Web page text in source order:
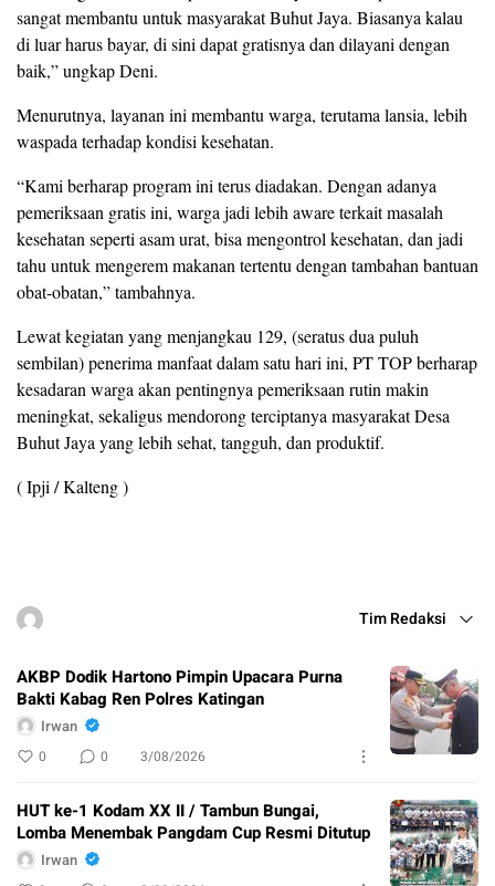
sangat membantu untuk masyarakat Buhut Jaya. Biasanya kalau
di luar harus bayar, di sini dapat gratisnya dan dilayani dengan
baik,” ungkap Deni.
Menurutnya, layanan ini membantu warga, terutama lansia, lebih
waspada terhadap kondisi kesehatan.
“Kami berharap program ini terus diadakan. Dengan adanya
pemeriksaan gratis ini, warga jadi lebih aware terkait masalah
kesehatan seperti asam urat, bisa mengontrol kesehatan, dan jadi
tahu untuk mengerem makanan tertentu dengan tambahan bantuan
obat-obatan,” tambahnya.
Lewat kegiatan yang menjangkau 129, (seratus dua puluh
sembilan) penerima manfaat dalam satu hari ini, PT TOP berharap
kesadaran warga akan pentingnya pemeriksaan rutin makin
meningkat, sekaligus mendorong terciptanya masyarakat Desa
Buhut Jaya yang lebih sehat, tangguh, dan produktif.
( Ipji / Kalteng )
Tim Redaksi
AKBP Dodik Hartono Pimpin Upacara Purna
Bakti Kabag Ren Polres Katingan
Irwan
0 0 3/08/2026
HUT ke-1 Kodam XX II / Tambun Bungai,
Lomba Menembak Pangdam Cup Resmi Ditutup
Irwan